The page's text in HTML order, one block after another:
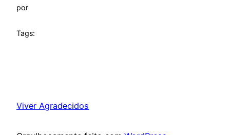
por
Tags:
Viver Agradecidos